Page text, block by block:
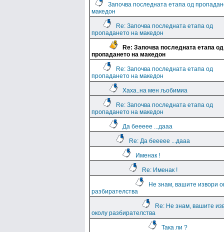
Започва последната етапа од
македон
Re: Започва последната етапа од
пропадането на македон
Re: Започва последната етапа од
пропадането на македон
Re: Започва последната етапа од
пропадането на македон
Хаха..на мен љобимиа
Re: Започва последната етапа од
пропадането на македон
Да беееее ...дааа
Re: Да беееее ...дааа
Именак !
Re: Именак !
Не знам, вашите извори
разбирателства
Re: Не знам, вашите
околу разбирателства
Така ли ?